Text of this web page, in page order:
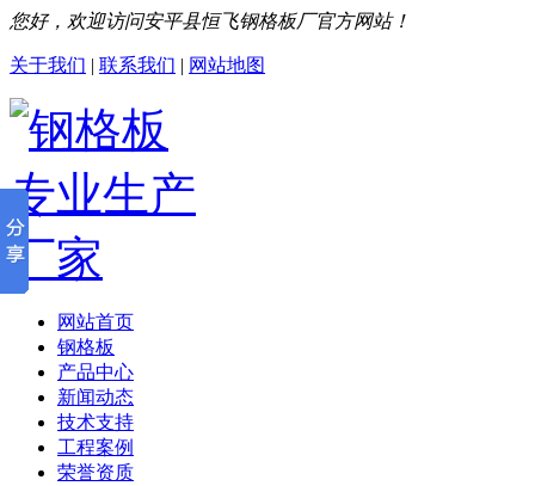
您好，欢迎访问安平县恒飞钢格板厂官方网站！
关于我们 | 联系我们 | 网站地图
网站首页
钢格板
产品中心
新闻动态
技术支持
工程案例
荣誉资质